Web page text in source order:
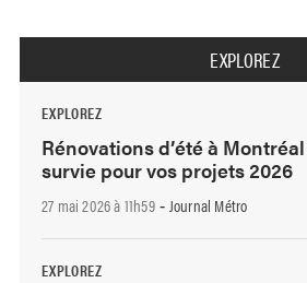
EXPLOREZ
EXPLOREZ
Rénovations d’été à
survie pour vos projets 2026
27 mai 2026 à 11h59- Journal Métro
EXPLOREZ